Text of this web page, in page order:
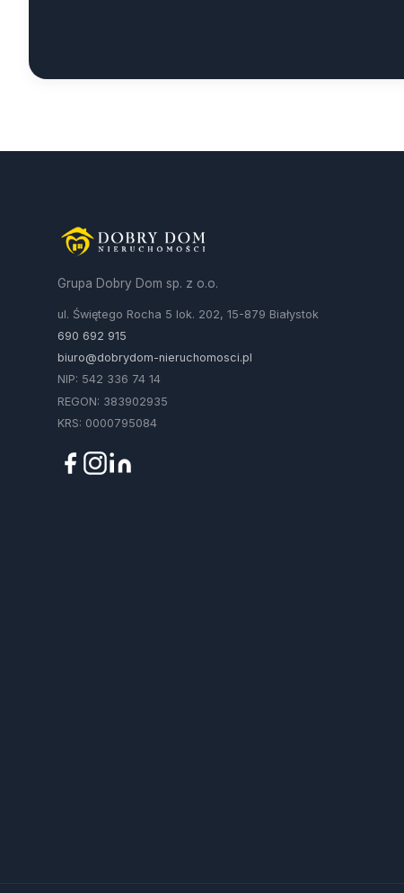
Grupa Dobry Dom sp. z o.o.
ul. Świętego Rocha 5 lok. 202, 15-879 Białystok
690 692 915
biuro@dobrydom-nieruchomosci.pl
NIP: 542 336 74 14
REGON: 383902935
KRS: 0000795084